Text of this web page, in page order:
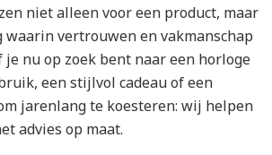
niet alleen voor een product, maar
waarin vertrouwen en vakmanschap
je nu op zoek bent naar een horloge
een stijlvol cadeau of een
jarenlang te koesteren: wij helpen
advies op maat.